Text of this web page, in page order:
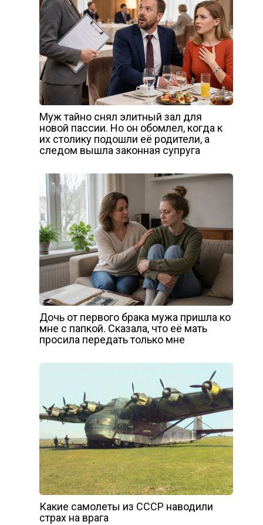
Муж тайно снял элитный зал для
новой пассии. Но он обомлел, когда к
их столику подошли её родители, а
следом вышла законная супруга
Дочь от первого брака мужа пришла ко
мне с папкой. Сказала, что её мать
просила передать только мне
Какие самолеты из СССР наводили
страх на врага